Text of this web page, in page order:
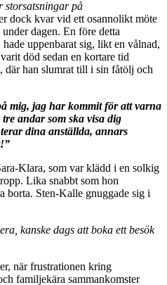
storsatsningar på
dock kvar vid ett osannolikt möte
dagen. En före detta
hade uppenbarat sig, likt en vålnad,
död sedan en kortare tid
han slumrat till i sin fåtölj och
mig, jag har kommit för att varna
andar som ska visa dig
dina anställda, annars
Klara, som var klädd i en solkig
Lika snabbt som hon
borta. Sten-Kalle gnuggade sig i
kanske dags att boka ett besök
när frustrationen kring
familjekära sammankomster